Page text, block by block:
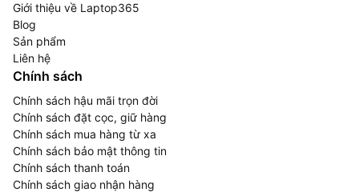
Giới thiệu về Laptop365
Blog
Sản phẩm
Liên hệ
Chính sách
Chính sách hậu mãi trọn đời
Chính sách đặt cọc, giữ hàng
Chính sách mua hàng từ xa
Chính sách bảo mật thông tin
Chính sách thanh toán
Chính sách giao nhận hàng